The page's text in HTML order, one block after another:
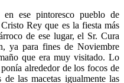
ese pintoresco pueblo de
Rey que es la fiesta más
de ese lugar, el Sr. Cura
ya para fines de Noviembre
que era muy visitado. Lo
alrededor de los focos de
las macetas igualmente las